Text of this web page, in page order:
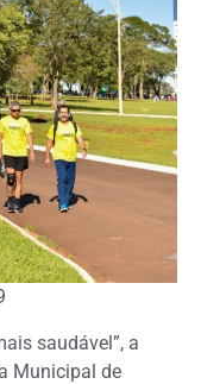
saudável”, a
Municipal de